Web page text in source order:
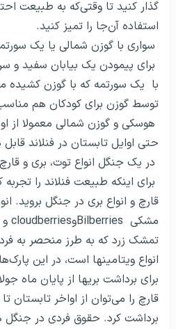
گذار کنید تا وقتی‌که به طبیعت
استفاده آن‌جا را تمیز کنید.
سواری با گوزن شمالی یا یک
برای پیمودن یک بیابان سفید و
با یک سورتمه که با گوزن کشیده
توسط گوزن برای کودکان هم
هوسکی و گوزن شمالی معمولا از
حتی اوایل تابستان در فنلاند
در یک جنگل انواع توت، بری و
برای اینکه طبیعت فنلاند را
قارچ و انواع بری در جنگل بروید.
مشکی Bilberriesوcloudberries و
تمشک زرد که به طرز منحصر به
انواع ویتامین­ها است، در این
برای برداشت بری­ها از پایان ماه
قارچ را می‌توان از اواخر تابستان
برداشت کرد. حقوق فردی در